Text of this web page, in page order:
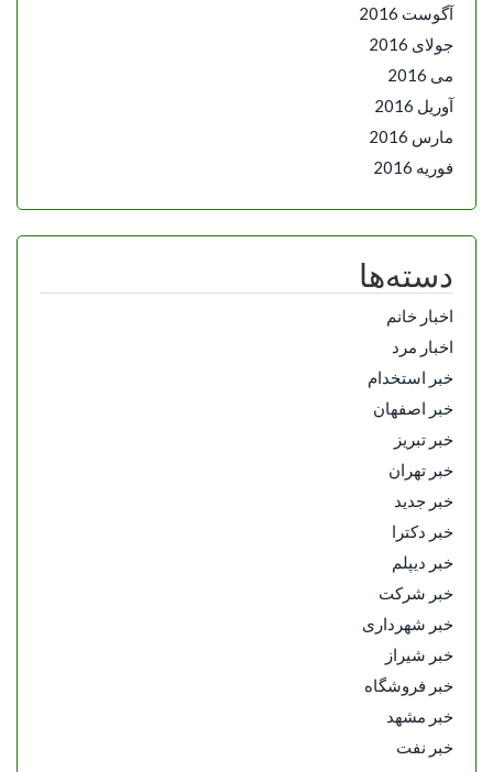
آگوست 2016
جولای 2016
می 2016
آوریل 2016
مارس 2016
فوریه 2016
دسته‌ها
اخبار خانم
اخبار مرد
خبر استخدام
خبر اصفهان
خبر تبریز
خبر تهران
خبر جدید
خبر دکترا
خبر دیپلم
خبر شرکت
خبر شهرداری
خبر شیراز
خبر فروشگاه
خبر مشهد
خبر نفت